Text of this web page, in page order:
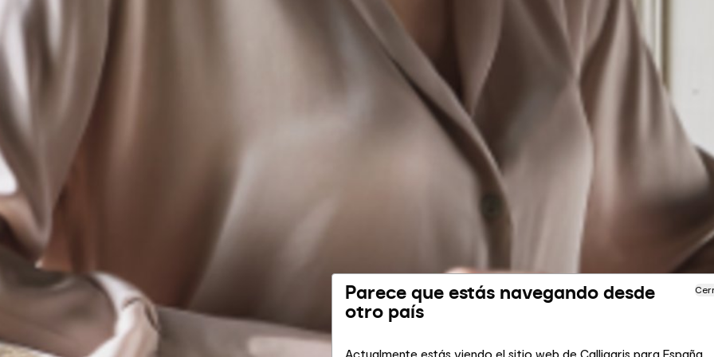
Parece que estás navegando desde
otro país
Actualmente estás viendo el sitio web de Calligaris para España.